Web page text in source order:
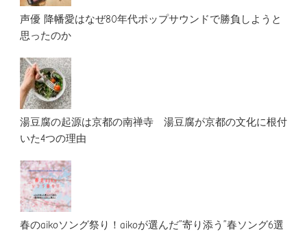
声優 降幡愛はなぜ80年代ポップサウンドで勝負しようと
思ったのか
湯豆腐の起源は京都の南禅寺 湯豆腐が京都の文化に根付
いた4つの理由
春のaikoソング祭り！aikoが選んだ”寄り添う”春ソング6選